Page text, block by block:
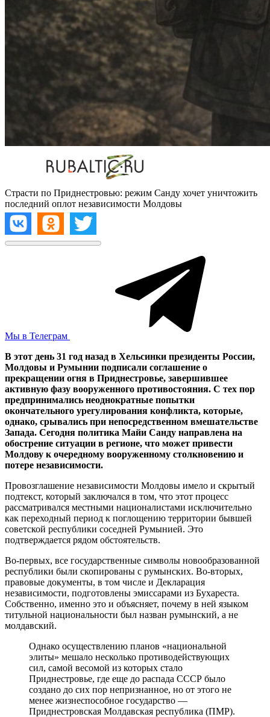
Страсти по Приднестровью: режим Санду хочет уничтожить
последний оплот независимости Молдовы
Мы в Телеграм
В этот день 31 год назад в Хельсинки президенты России,
Молдовы и Румынии подписали соглашение о
прекращении огня в Приднестровье, завершившее
активную фазу вооруженного противостояния. С тех пор
предпринимались неоднократные попытки
окончательного урегулирования конфликта, которые,
однако, срывались при непосредственном вмешательстве
Запада. Сегодня политика Майи Санду направлена на
обострение ситуации в регионе, что может привести
Молдову к очередному вооруженному столкновению и
потере независимости.
Провозглашение независимости Молдовы имело и скрытый
подтекст, который заключался в том, что этот процесс
рассматривался местными националистами исключительно
как переходный период к поглощению территории бывшей
советской республики соседней Румынией. Это
подтверждается рядом обстоятельств.
Во-первых, все государственные символы новообразованной
республики были скопированы с румынских. Во-вторых,
правовые документы, в том числе и Декларация
независимости, подготовлены эмиссарами из Бухареста.
Собственно, именно это и объясняет, почему в ней языком
титульной национальности был назван румынский, а не
молдавский.
Однако осуществлению планов «национальной
элиты» мешало несколько противодействующих
сил, самой весомой из которых стало
Приднестровье, где еще до распада СССР было
создано до сих пор непризнанное, но от этого не
менее жизнеспособное государство —
Приднестровская Молдавская республика (ПМР).